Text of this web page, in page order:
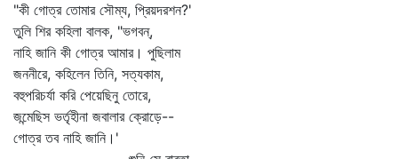
"কী গোত্র তোমার সৌম্য, প্রিয়দরশন?'
তুলি শির কহিলা বালক, "ভগবন্‌,
নাহি জানি কী গোত্র আমার। পুছিলাম
জননীরে, কহিলেন তিনি, সত্যকাম,
বহুপরিচর্যা করি পেয়েছিনু তোরে,
জন্মেছিস ভর্তৃহীনা জবালার ক্রোড়ে--
গোত্র তব নাহি জানি।'